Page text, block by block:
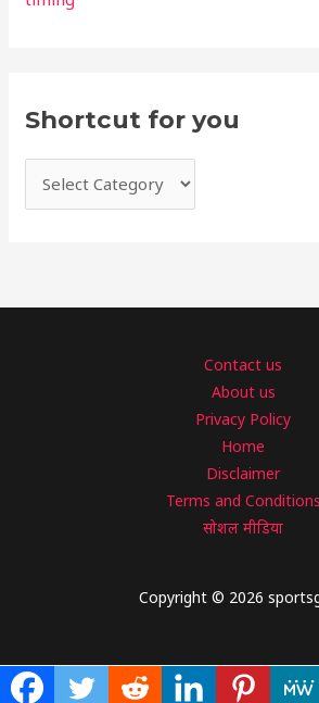
Shortcut for you
Contact us
About us
Privacy Policy
Home
Disclaimer
Terms and Conditions
सोशल मीडिया
Copyright © 2026